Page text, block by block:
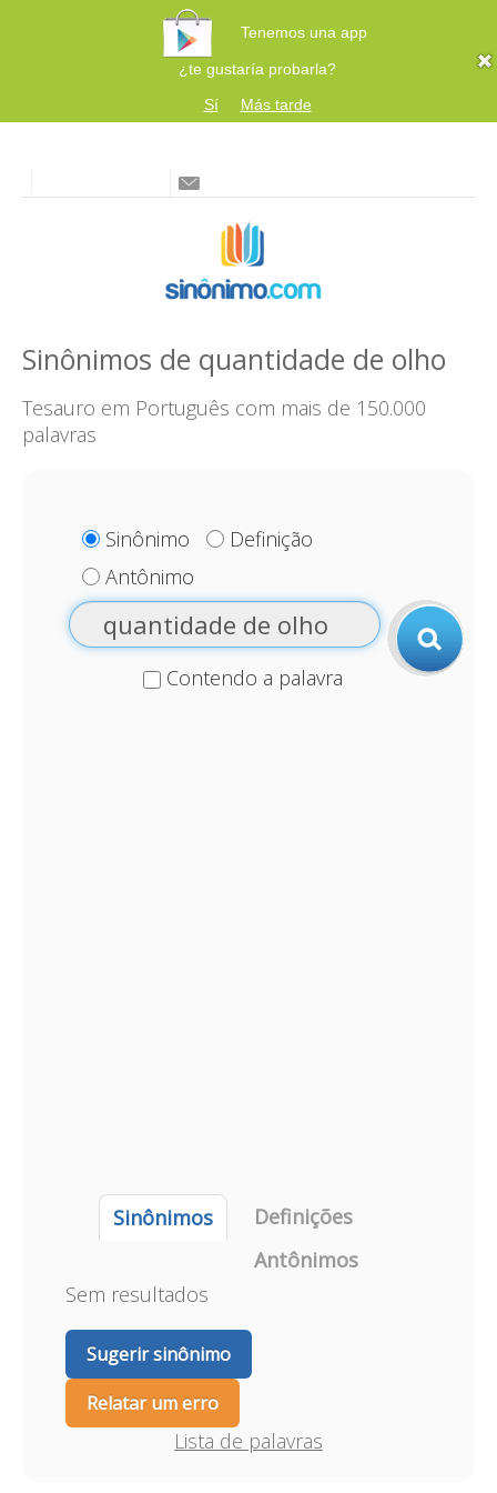
Tenemos una app
¿te gustaría probarla?
Sí
Más tarde
Sinônimos de quantidade de olho
Tesauro em Português com mais de 150.000
palavras
Sinônimo
Definição
Antônimo
Contendo a palavra
Sinônimos
Definições
Antônimos
Sem resultados
Sugerir sinônimo
Relatar um erro
Lista de palavras